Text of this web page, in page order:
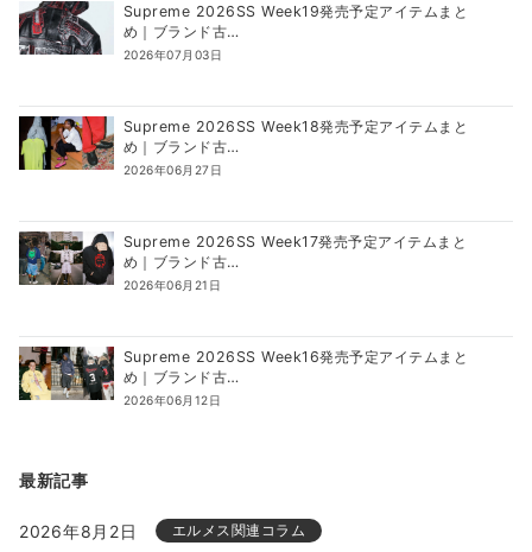
Supreme 2026SS Week19発売予定アイテムまと
め｜ブランド古…
2026年07月03日
Supreme 2026SS Week18発売予定アイテムまと
め｜ブランド古…
2026年06月27日
Supreme 2026SS Week17発売予定アイテムまと
め｜ブランド古…
2026年06月21日
Supreme 2026SS Week16発売予定アイテムまと
め｜ブランド古…
2026年06月12日
最新記事
2026年8月2日 エルメス関連コラム